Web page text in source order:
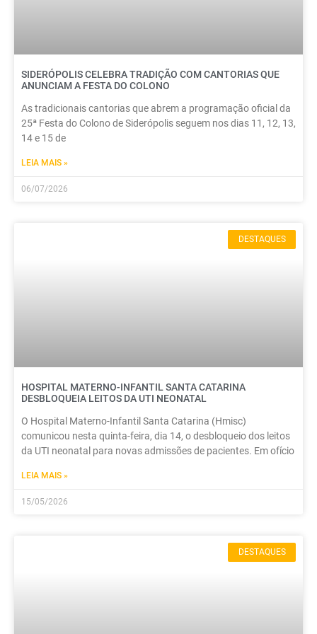
SIDERÓPOLIS CELEBRA TRADIÇÃO COM CANTORIAS QUE
ANUNCIAM A FESTA DO COLONO
As tradicionais cantorias que abrem a programação oficial da
25ª Festa do Colono de Siderópolis seguem nos dias 11, 12, 13,
14 e 15 de
LEIA MAIS »
06/07/2026
DESTAQUES
HOSPITAL MATERNO-INFANTIL SANTA CATARINA
DESBLOQUEIA LEITOS DA UTI NEONATAL
O Hospital Materno-Infantil Santa Catarina (Hmisc)
comunicou nesta quinta-feira, dia 14, o desbloqueio dos leitos
da UTI neonatal para novas admissões de pacientes. Em ofício
LEIA MAIS »
15/05/2026
DESTAQUES